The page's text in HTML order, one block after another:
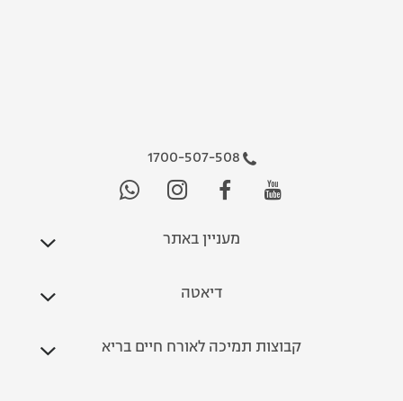
1700-507-508
מעניין באתר
דיאטה
קבוצות תמיכה לאורח חיים בריא